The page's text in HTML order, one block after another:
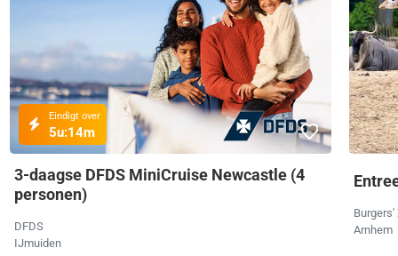
Eindigt over
5u:14m
3-daagse DFDS MiniCruise Newcastle (4
personen)
DFDS
IJmuiden
Burgers'
Arnhem